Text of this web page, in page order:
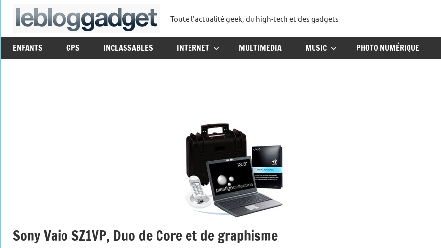
Aller
lebloggadget
Toute l'actualité geek, du high-tech et des gadgets
ENFANTS GPS INCLASSABLES INTERNET MULTIMEDIA MUSIC PHOTO NUMÉRIQUE
Sony Vaio SZ1VP, Duo de Core et de graphisme